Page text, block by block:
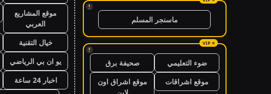
!
ماسنجر المسلم
!
ضوء التعليمي
صحيفة برق
موقع اشراقات
موقع اشراق اون
لاين
موقع المشاريع
العربي
خيال التقنية
يو ان بي الرياضي
اخبار 24 ساعة